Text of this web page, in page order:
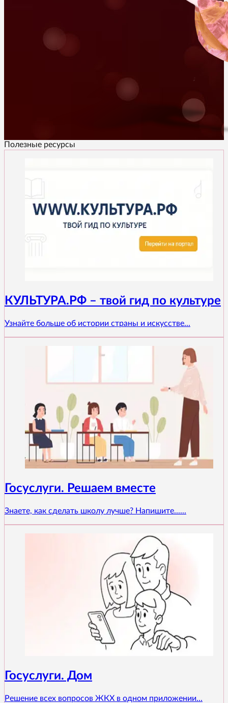
Полезные ресурсы
КУЛЬТУРА.РФ – твой гид по культуре
Узнайте больше об истории страны и искусстве...
Госуслуги. Решаем вместе
Знаете, как сделать школу лучше? Напишите......
Госуслуги. Дом
Решение всех вопросов ЖКХ в одном приложении...